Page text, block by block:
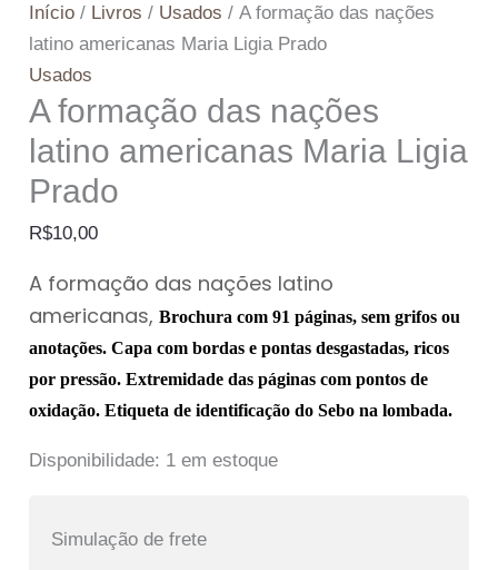
Início / Livros / Usados / A formação das nações
latino americanas Maria Ligia Prado
Usados
A formação das nações
latino americanas Maria Ligia
Prado
R$10,00
A formação das nações latino
americanas,Brochura com 91 páginas, sem grifos ou
anotações. Capa com bordas e pontas desgastadas, ricos
por pressão. Extremidade das páginas com pontos de
oxidação. Etiqueta de identificação do Sebo na lombada.
Disponibilidade: 1 em estoque
Simulação de frete